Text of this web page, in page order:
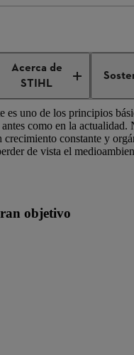
Acerca de
STIHL
uno de los principios
como en la
constante y
de vista el
objetivo